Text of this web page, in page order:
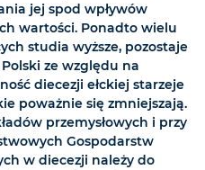
jej spod wpływów
wartości. Ponadto wielu
studia wyższe, pozostaje
ze względu na
diecezji ełckiej starzeje
poważnie się zmniejszają.
przemysłowych i przy
Gospodarstw
w diecezji należy do